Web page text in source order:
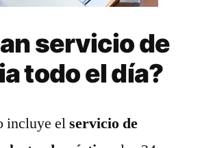
servicio de
todo el día?
incluye elservicio de